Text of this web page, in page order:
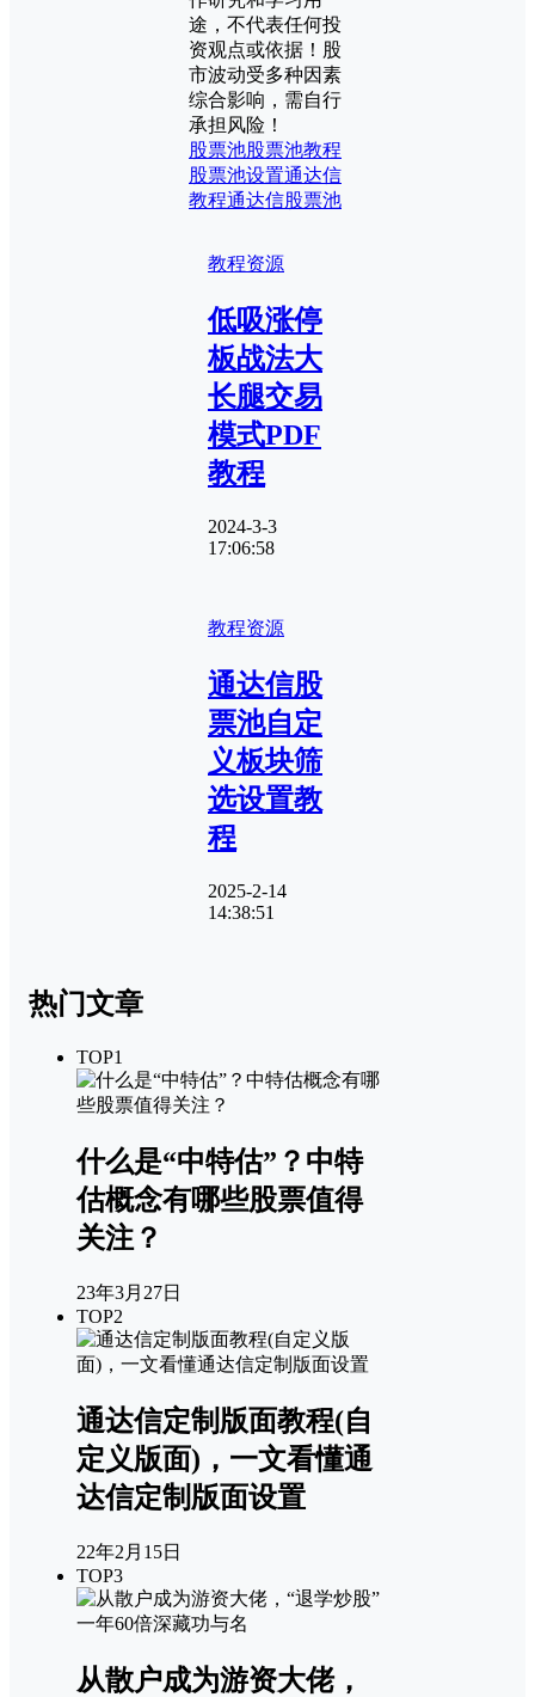
途，不代表任何投
资观点或依据！股
市波动受多种因素
综合影响，需自行
承担风险！
股票池股票池教程
股票池设置通达信
教程通达信股票池
教程资源
低吸涨停
板战法大
长腿交易
模式PDF
教程
2024-3-3
17:06:58
教程资源
通达信股
票池自定
义板块筛
选设置教
程
2025-2-14
14:38:51
热门文章
TOP1
什么是“中特估”？中特
估概念有哪些股票值得
关注？
23年3月27日
TOP2
通达信定制版面教程(自
定义版面)，一文看懂通
达信定制版面设置
22年2月15日
TOP3
从散户成为游资大佬，